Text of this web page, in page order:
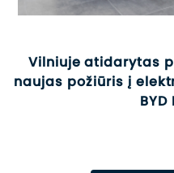
Vilniuje atidarytas
naujas požiūris į